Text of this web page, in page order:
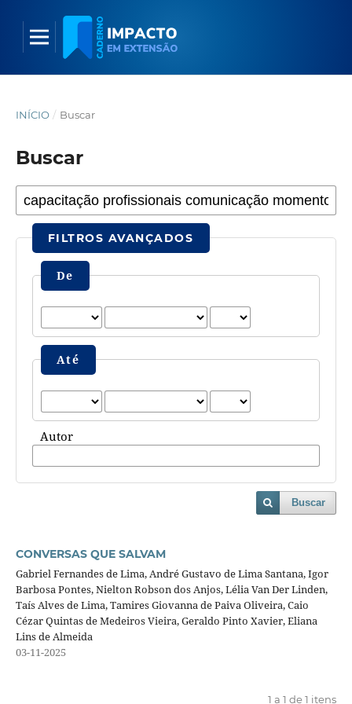
INÍCIO / Buscar
Buscar
FILTROS AVANÇADOS
De
Até
Autor
Buscar
CONVERSAS QUE SALVAM
Gabriel Fernandes de Lima, André Gustavo de Lima Santana, Igor
Barbosa Pontes, Nielton Robson dos Anjos, Lélia Van Der Linden,
Taís Alves de Lima, Tamires Giovanna de Paiva Oliveira, Caio
Cézar Quintas de Medeiros Vieira, Geraldo Pinto Xavier, Eliana
Lins de Almeida
03-11-2025
1 a 1 de 1 itens